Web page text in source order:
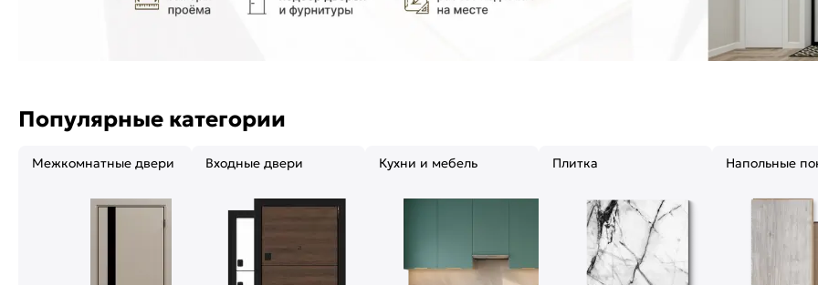
Популярные категории
Межкомнатные двери Входные двери Кухни и мебель Плитка Напольные